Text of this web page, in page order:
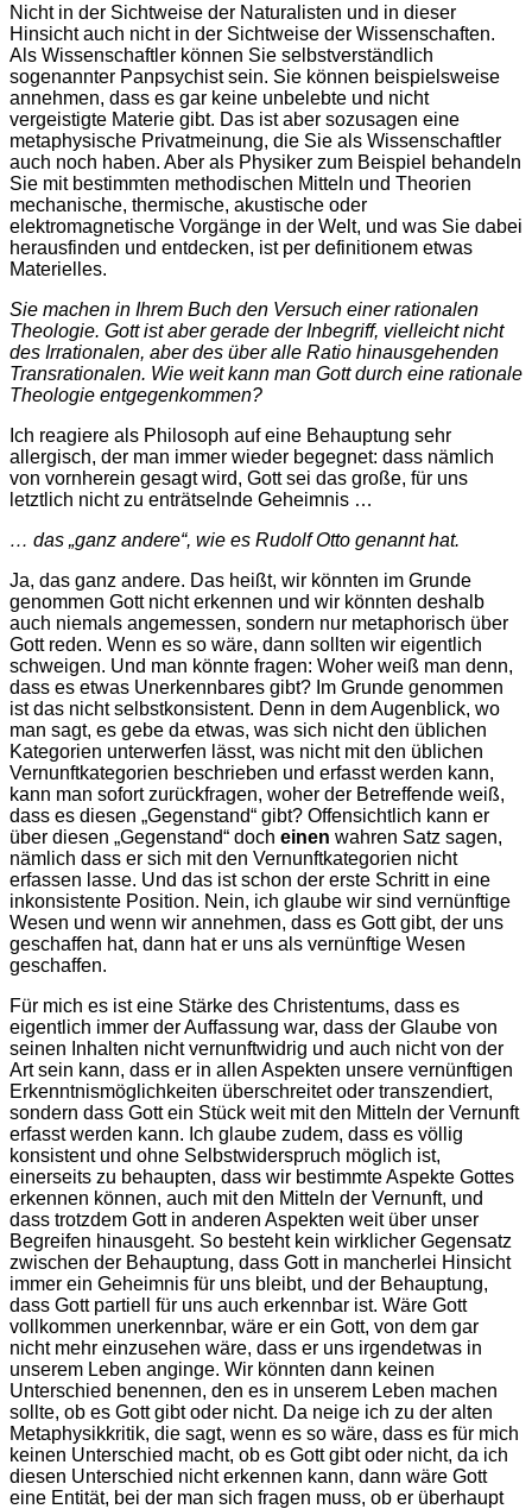
Nicht in der Sichtweise der Naturalisten und in dieser
Hinsicht auch nicht in der Sichtweise der Wissenschaften.
Als Wissenschaftler können Sie selbstverständlich
sogenannter Panpsychist sein. Sie können beispielsweise
annehmen, dass es gar keine unbelebte und nicht
vergeistigte Materie gibt. Das ist aber sozusagen eine
metaphysische Privatmeinung, die Sie als Wissenschaftler
auch noch haben. Aber als Physiker zum Beispiel behandeln
Sie mit bestimmten methodischen Mitteln und Theorien
mechanische, thermische, akustische oder
elektromagnetische Vorgänge in der Welt, und was Sie dabei
herausfinden und entdecken, ist per definitionem etwas
Materielles.
Sie machen in Ihrem Buch den Versuch einer rationalen
Theologie. Gott ist aber gerade der Inbegriff, vielleicht nicht
des Irrationalen, aber des über alle Ratio hinausgehenden
Transrationalen. Wie weit kann man Gott durch eine rationale
Theologie entgegenkommen?
Ich reagiere als Philosoph auf eine Behauptung sehr
allergisch, der man immer wieder begegnet: dass nämlich
von vornherein gesagt wird, Gott sei das große, für uns
letztlich nicht zu enträtselnde Geheimnis …
… das „ganz andere“, wie es Rudolf Otto genannt hat.
Ja, das ganz andere. Das heißt, wir könnten im Grunde
genommen Gott nicht erkennen und wir könnten deshalb
auch niemals angemessen, sondern nur metaphorisch über
Gott reden. Wenn es so wäre, dann sollten wir eigentlich
schweigen. Und man könnte fragen: Woher weiß man denn,
dass es etwas Unerkennbares gibt? Im Grunde genommen
ist das nicht selbstkonsistent. Denn in dem Augenblick, wo
man sagt, es gebe da etwas, was sich nicht den üblichen
Kategorien unterwerfen lässt, was nicht mit den üblichen
Vernunftkategorien beschrieben und erfasst werden kann,
kann man sofort zurückfragen, woher der Betreffende weiß,
dass es diesen „Gegenstand“ gibt? Offensichtlich kann er
über diesen „Gegenstand“ doch einen wahren Satz sagen,
nämlich dass er sich mit den Vernunftkategorien nicht
erfassen lasse. Und das ist schon der erste Schritt in eine
inkonsistente Position. Nein, ich glaube wir sind vernünftige
Wesen und wenn wir annehmen, dass es Gott gibt, der uns
geschaffen hat, dann hat er uns als vernünftige Wesen
geschaffen.
Für mich es ist eine Stärke des Christentums, dass es
eigentlich immer der Auffassung war, dass der Glaube von
seinen Inhalten nicht vernunftwidrig und auch nicht von der
Art sein kann, dass er in allen Aspekten unsere vernünftigen
Erkenntnismöglichkeiten überschreitet oder transzendiert,
sondern dass Gott ein Stück weit mit den Mitteln der Vernunft
erfasst werden kann. Ich glaube zudem, dass es völlig
konsistent und ohne Selbstwiderspruch möglich ist,
einerseits zu behaupten, dass wir bestimmte Aspekte Gottes
erkennen können, auch mit den Mitteln der Vernunft, und
dass trotzdem Gott in anderen Aspekten weit über unser
Begreifen hinausgeht. So besteht kein wirklicher Gegensatz
zwischen der Behauptung, dass Gott in mancherlei Hinsicht
immer ein Geheimnis für uns bleibt, und der Behauptung,
dass Gott partiell für uns auch erkennbar ist. Wäre Gott
vollkommen unerkennbar, wäre er ein Gott, von dem gar
nicht mehr einzusehen wäre, dass er uns irgendetwas in
unserem Leben anginge. Wir könnten dann keinen
Unterschied benennen, den es in unserem Leben machen
sollte, ob es Gott gibt oder nicht. Da neige ich zu der alten
Metaphysikkritik, die sagt, wenn es so wäre, dass es für mich
keinen Unterschied macht, ob es Gott gibt oder nicht, da ich
diesen Unterschied nicht erkennen kann, dann wäre Gott
eine Entität, bei der man sich fragen muss, ob er überhaupt